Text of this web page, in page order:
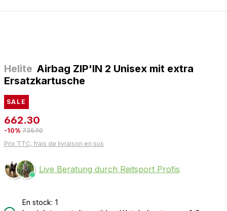
Helite Airbag ZIP'IN 2 Unisex mit extra
Ersatzkartusche
SALE
662.30
-10% 735.90
Prix TTC, frais de livraison en sus
Live Beratung durch Reitsport Profis
En stock: 1